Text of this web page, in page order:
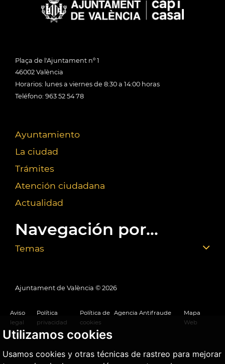
Utilizamos cookies
Usamos cookies y otras técnicas de rastreo para mejorar
Plaça de l'Ajuntament nº 1
46002 València
Horarios: lunes a viernes de 8:30 a 14:00 horas
Teléfono: 963 52 54 78
Ayuntamiento
La ciudad
Trámites
Atención ciudadana
Actualidad
Navegación por...
Temas
Ajuntament de València © 2026
Aviso
legal
Política
privacidad
Política de
cookies
Agencia Antifraude
Mapa
Web